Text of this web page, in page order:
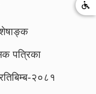
पत्रिका
२०८१